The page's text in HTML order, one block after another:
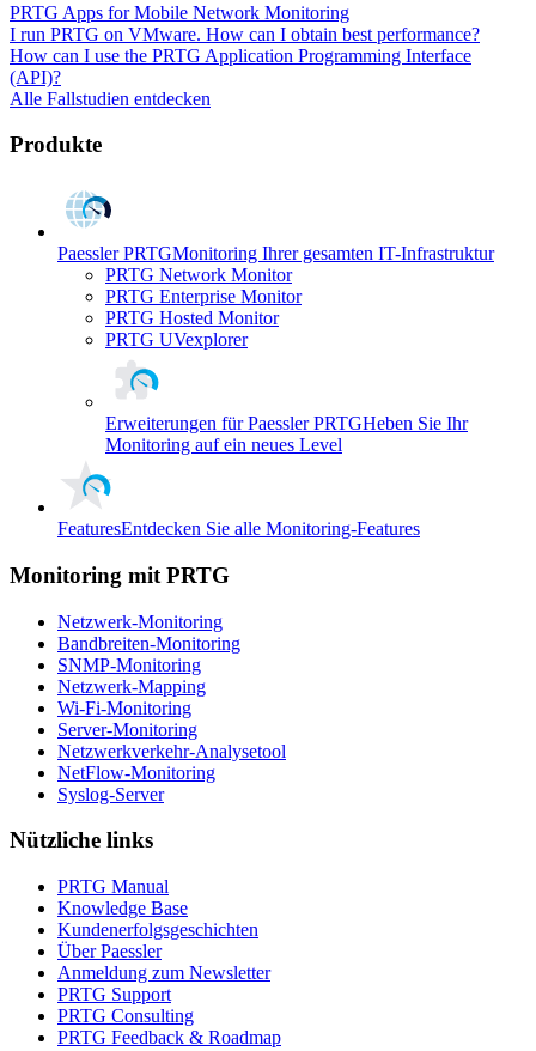
PRTG Apps for Mobile Network Monitoring
I run PRTG on VMware. How can I obtain best performance?
How can I use the PRTG Application Programming Interface
(API)?
Alle Fallstudien entdecken
Produkte
Paessler PRTGMonitoring Ihrer gesamten IT-Infrastruktur
PRTG Network Monitor
PRTG Enterprise Monitor
PRTG Hosted Monitor
PRTG UVexplorer
Erweiterungen für Paessler PRTGHeben Sie Ihr
Monitoring auf ein neues Level
FeaturesEntdecken Sie alle Monitoring-Features
Monitoring mit PRTG
Netzwerk-Monitoring
Bandbreiten-Monitoring
SNMP-Monitoring
Netzwerk-Mapping
Wi-Fi-Monitoring
Server-Monitoring
Netzwerkverkehr-Analysetool
NetFlow-Monitoring
Syslog-Server
Nützliche links
PRTG Manual
Knowledge Base
Kundenerfolgsgeschichten
Über Paessler
Anmeldung zum Newsletter
PRTG Support
PRTG Consulting
PRTG Feedback & Roadmap